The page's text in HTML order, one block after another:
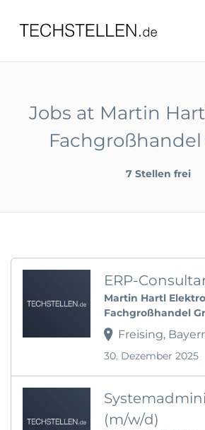
Jobs at Martin
7 Stellen frei
ERP-
Martin Hartl
Fachgroßhandel
Freising,
30. Dezember 2025
(m/w/d)